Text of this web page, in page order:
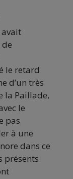
le retard
d’un très
la Paillade,
le
pas
à une
dans ce
présents